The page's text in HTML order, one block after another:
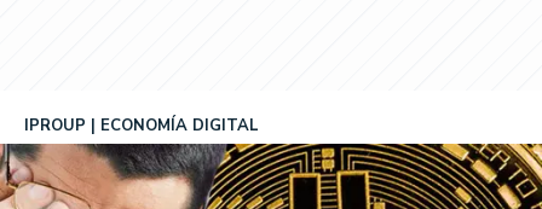
IPROUP ECONOMÍA DIGITAL